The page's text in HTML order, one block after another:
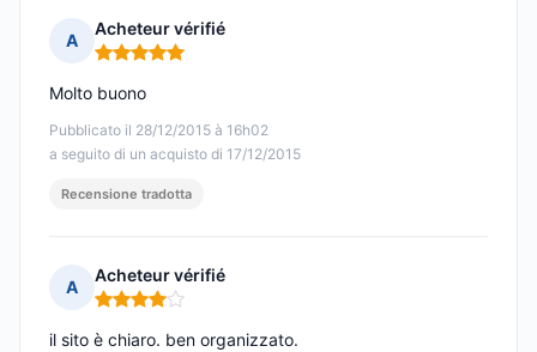
A
Acheteur vérifié
Nota: 5 su 5
Pubblicato il 28/12/2015 à 16h02
a seguito di un acquisto di 17/12/2015
Molto buono
Recensione tradotta
A
Acheteur vérifié
Nota: 4 su 5
il sito è chiaro. ben organizzato.